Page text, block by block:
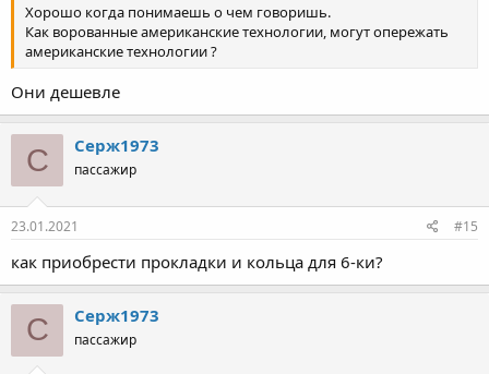
Хорошо когда понимаешь о чем говоришь.
Как ворованные американские технологии, могут опережать
американские технологии ?
Они дешевле
С Серж1973
пассажир
23.01.2021 #15
как приобрести прокладки и кольца для 6-ки?
С Серж1973
пассажир